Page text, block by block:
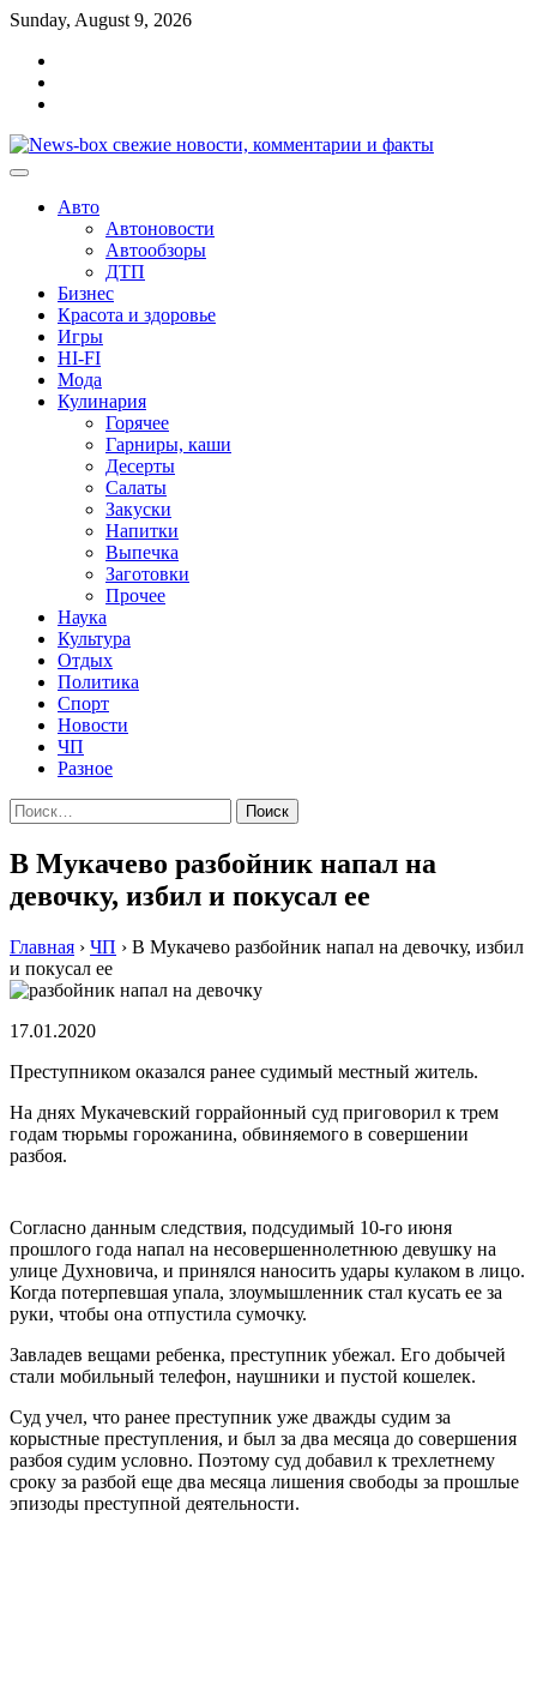
Перейти
содержимому
Sunday, August 9, 2026
Авто
Автоновости
Автообзоры
ДТП
Бизнес
Красота и здоровье
Игры
HI-FI
Мода
Кулинария
Горячее
Гарниры, каши
Десерты
Салаты
Закуски
Напитки
Выпечка
Заготовки
Прочее
Наука
Культура
Отдых
Политика
Спорт
Новости
ЧП
Разное
Найти:
В Мукачево разбойник напал на
девочку, избил и покусал ее
Главная › ЧП › В Мукачево разбойник напал на девочку, избил
и покусал ее
17.01.2020
Преступником оказался ранее судимый местный житель.
На днях Мукачевский горрайонный суд приговорил к трем
годам тюрьмы горожанина, обвиняемого в совершении
разбоя.
Согласно данным следствия, подсудимый 10-го июня
прошлого года напал на несовершеннолетнюю девушку на
улице Духновича, и принялся наносить удары кулаком в лицо.
Когда потерпевшая упала, злоумышленник стал кусать ее за
руки, чтобы она отпустила сумочку.
Завладев вещами ребенка, преступник убежал. Его добычей
стали мобильный телефон, наушники и пустой кошелек.
Суд учел, что ранее преступник уже дважды судим за
корыстные преступления, и был за два месяца до совершения
разбоя судим условно. Поэтому суд добавил к трехлетнему
сроку за разбой еще два месяца лишения свободы за прошлые
эпизоды преступной деятельности.